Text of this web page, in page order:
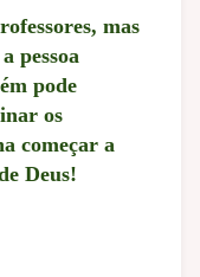
mas
pessoa
pode
os
começar a
Deus!